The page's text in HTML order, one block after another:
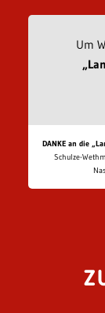
Um
DANKE an die
Schulze-